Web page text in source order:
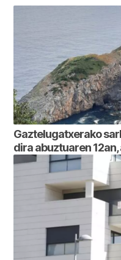
Gaztelugatxerako
dira abuztuaren